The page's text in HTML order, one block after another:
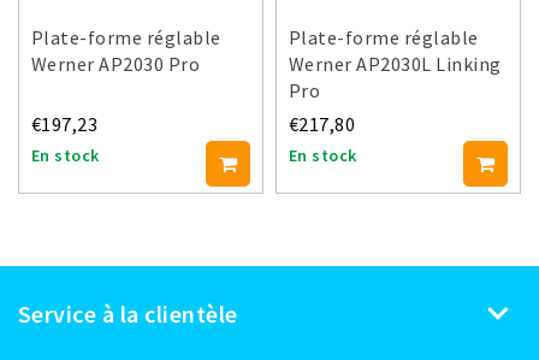
Plate-forme réglable
Werner AP2030 Pro
€197,23
En stock
Plate-forme réglable
Werner AP2030L Linking
Pro
€217,80
En stock
Service à la clientèle